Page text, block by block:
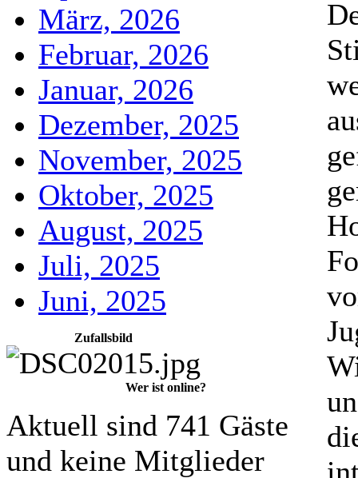
März, 2026
Februar, 2026
Januar, 2026
Dezember, 2025
November, 2025
Oktober, 2025
August, 2025
Juli, 2025
Juni, 2025
Zufallsbild
Wer ist online?
Aktuell sind 741 Gäste
und keine Mitglieder